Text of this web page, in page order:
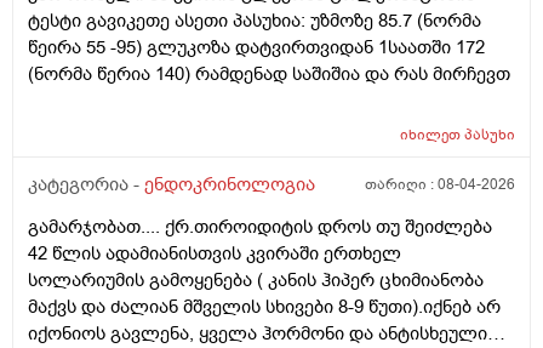
ტესტი გავიკეთე ასეთი პასუხია: უზმოზე 85.7 (ნორმა
წეირა 55 -95) გლუკოზა დატვირთვიდან 1საათში 172
(ნორმა წერია 140) რამდენად საშიშია და რას მირჩევთ
იხილეთპასუხი
კატეგორია - ენდოკრინოლოგია თარიღი :08-04-2026
გამარჯობათ.... ქრ.თიროიდიტის დროს თუ შეიძლება
42 წლის ადამიანისთვის კვირაში ერთხელ
სოლარიუმის გამოყენება ( კანის ჰიპერ ცხიმიანობა
მაქვს და ძალიან მშველის სხივები 8-9 წუთი).იქნებ არ
იქონიოს გავლენა, ყველა ჰორმონი და ანტისხეული